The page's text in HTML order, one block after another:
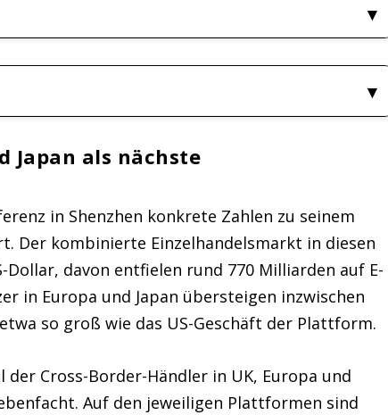
Japan als nächste
in Shenzhen konkrete Zahlen zu seinem
Der kombinierte Einzelhandelsmarkt in diesen
Dollar, davon entfielen rund 770 Milliarden auf E-
in Europa und Japan übersteigen inzwischen
so groß wie das US-Geschäft der Plattform.
der Cross-Border-Händler in UK, Europa und
Auf den jeweiligen Plattformen sind